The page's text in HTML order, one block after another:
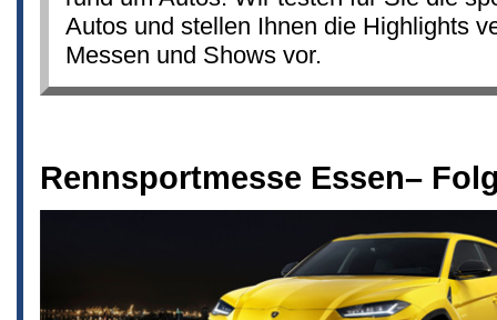
Autos und stellen Ihnen die Highlights
Messen und Shows vor.
Rennsportmesse Essen–